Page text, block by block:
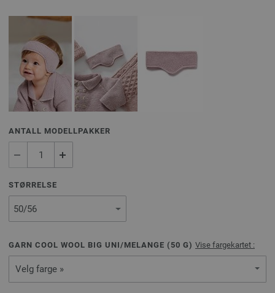
ANTALL MODELLPAKKER
STØRRELSE
GARN COOL WOOL BIG UNI/MELANGE ( 50 G) Vise fargekartet :
Velg farge »